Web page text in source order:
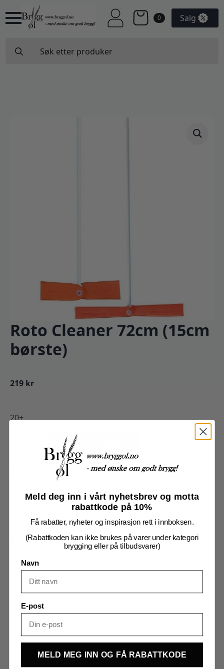
0 Salg
for:
Roto Cleaner 72cm (15cm
børste)
219 kr
20+
Legg I Handlekurv
16211
Rengjøring,Utstyr
Tilleggsinformasjon Omtaler (0)
Tilleggsinformasjon
Vekt
Meld deg inn i vårt nyhetsbrev og motta
rabattkode på 10%
Få rabatter, nyheter og inspirasjon rett i innboksen.
(Rabattkoden kan ikke brukes på varer under kategori
brygging eller på tilbudsvarer)
Navn
E-post
MELD MEG INN OG FÅ RABATTKODE